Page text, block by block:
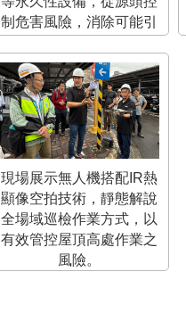
制危害風險，消除可能引
現場展示無人機搭配IR熱
顯像空拍技術，靜態解說
全場域巡檢作業方式，以
有效管控屋頂高處作業之
風險。